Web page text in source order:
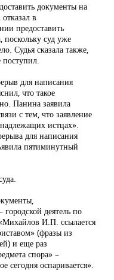
документы на
в
предоставить
поскольку суд уже
Судья сказала также,
поступил.
для написания
что такое
Панина заявила
с тем, что заявление
истцах».
для написания
пятиминутный
деятель по
И.П. ссылается
(фразы из
и еще раз
спора» –
сегодня оспаривается».